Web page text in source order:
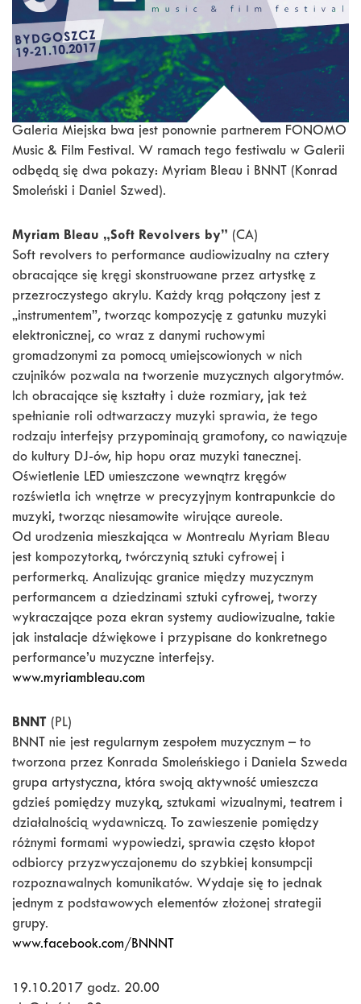
Galeria Miejska bwa jest ponownie partnerem FONOMO
Music & Film Festival. W ramach tego festiwalu w Galerii
odbędą się dwa pokazy: Myriam Bleau i BNNT (Konrad
Smoleński i Daniel Szwed).
Myriam Bleau „Soft Revolvers by” (CA)
Soft revolvers to performance audiowizualny na cztery
obracające się kręgi skonstruowane przez artystkę z
przezroczystego akrylu. Każdy krąg połączony jest z
„instrumentem”, tworząc kompozycję z gatunku muzyki
elektronicznej, co wraz z danymi ruchowymi
gromadzonymi za pomocą umiejscowionych w nich
czujników pozwala na tworzenie muzycznych algorytmów.
Ich obracające się kształty i duże rozmiary, jak też
spełnianie roli odtwarzaczy muzyki sprawia, że tego
rodzaju interfejsy przypominają gramofony, co nawiązuje
do kultury DJ-ów, hip hopu oraz muzyki tanecznej.
Oświetlenie LED umieszczone wewnątrz kręgów
rozświetla ich wnętrze w precyzyjnym kontrapunkcie do
muzyki, tworząc niesamowite wirujące aureole.
Od urodzenia mieszkająca w Montrealu Myriam Bleau
jest kompozytorką, twórczynią sztuki cyfrowej i
performerką. Analizując granice między muzycznym
performancem a dziedzinami sztuki cyfrowej, tworzy
wykraczające poza ekran systemy audiowizualne, takie
jak instalacje dźwiękowe i przypisane do konkretnego
performance’u muzyczne interfejsy.
www.myriambleau.com
BNNT (PL)
BNNT nie jest regularnym zespołem muzycznym – to
tworzona przez Konrada Smoleńskiego i Daniela Szweda
grupa artystyczna, która swoją aktywność umieszcza
gdzieś pomiędzy muzyką, sztukami wizualnymi, teatrem i
działalnością wydawniczą. To zawieszenie pomiędzy
różnymi formami wypowiedzi, sprawia często kłopot
odbiorcy przyzwyczajonemu do szybkiej konsumpcji
rozpoznawalnych komunikatów. Wydaje się to jednak
jednym z podstawowych elementów złożonej strategii
grupy.
www.facebook.com/BNNNT
19.10.2017 godz. 20.00